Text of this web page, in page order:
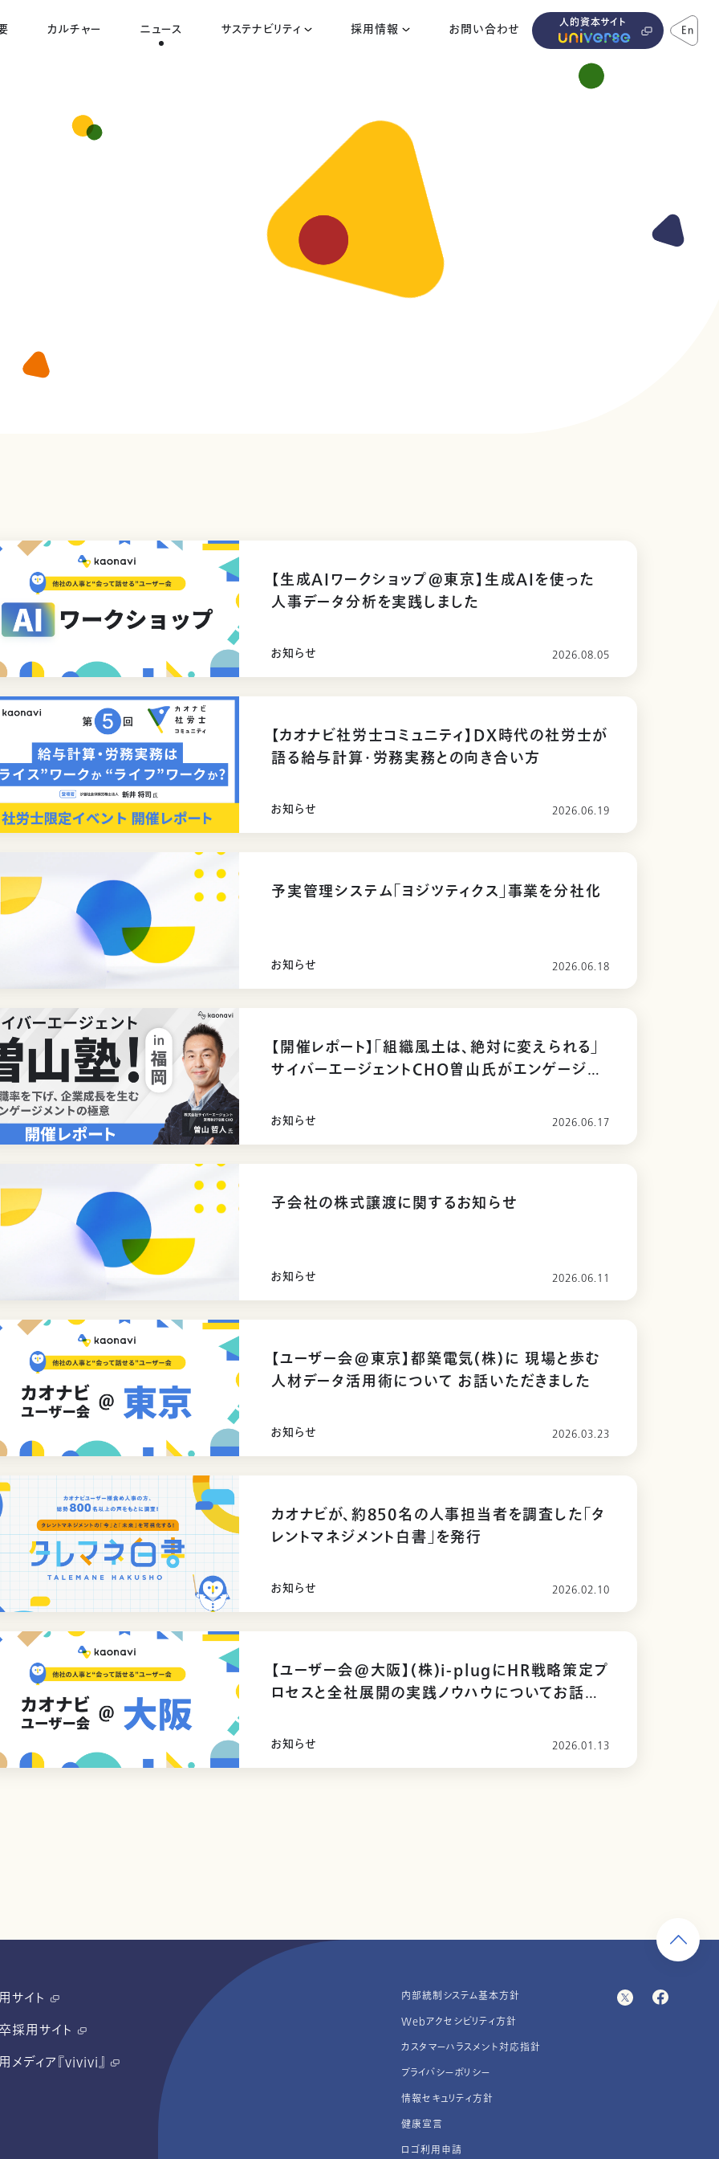
カルチャー ニュース サステナビリティ 採用情報 お問い合わせ 人的資本サイト En
【生成AIワークショップ@東京】生成AIを使った
人事データ分析を実践しました
お知らせ 2026.08.05
【カオナビ社労士コミュニティ】DX時代の社労士が
語る給与計算・労務実務との向き合い方
お知らせ 2026.06.19
予実管理システム「ヨジツティクス」事業を分社化
お知らせ 2026.06.18
【開催レポート】「組織風土は、絶対に変えられる」
サイバーエージェントCHO曽山氏がエンゲージメ
お知らせ 2026.06.17
子会社の株式譲渡に関するお知らせ
お知らせ 2026.06.11
【ユーザー会@東京】都築電気(株)に 現場と歩む
人材データ活用術について お話いただきました
お知らせ 2026.03.23
カオナビが、約850名の人事担当者を調査した「タ
レントマネジメント白書」を発行
お知らせ 2026.02.10
【ユーザー会@大阪】(株)i-plugにHR戦略策定プ
ロセスと全社展開の実践ノウハウについてお話い
お知らせ 2026.01.13
サイト
採用サイト
メディア『vivivi』
内部統制システム基本方針
Webアクセシビリティ方針
カスタマーハラスメント対応指針
プライバシーポリシー
情報セキュリティ方針
健康宣言
ロゴ利用申請